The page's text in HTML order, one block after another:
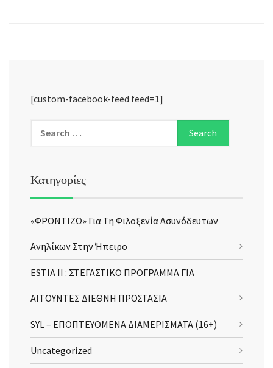
[custom-facebook-feed feed=1]
Κατηγορίες
«ΦΡΟΝΤΙΖΩ» Για Τη Φιλοξενία Ασυνόδευτων
Ανηλίκων Στην Ήπειρο
ESTIA II : ΣΤΕΓΑΣΤΙΚΟ ΠΡΟΓΡΑΜΜΑ ΓΙΑ
ΑΙΤΟΥΝΤΕΣ ΔΙΕΘΝΗ ΠΡΟΣΤΑΣΙΑ
SYL – ΕΠΟΠΤΕΥΟΜΕΝΑ ΔΙΑΜΕΡΙΣΜΑΤΑ (16+)
Uncategorized